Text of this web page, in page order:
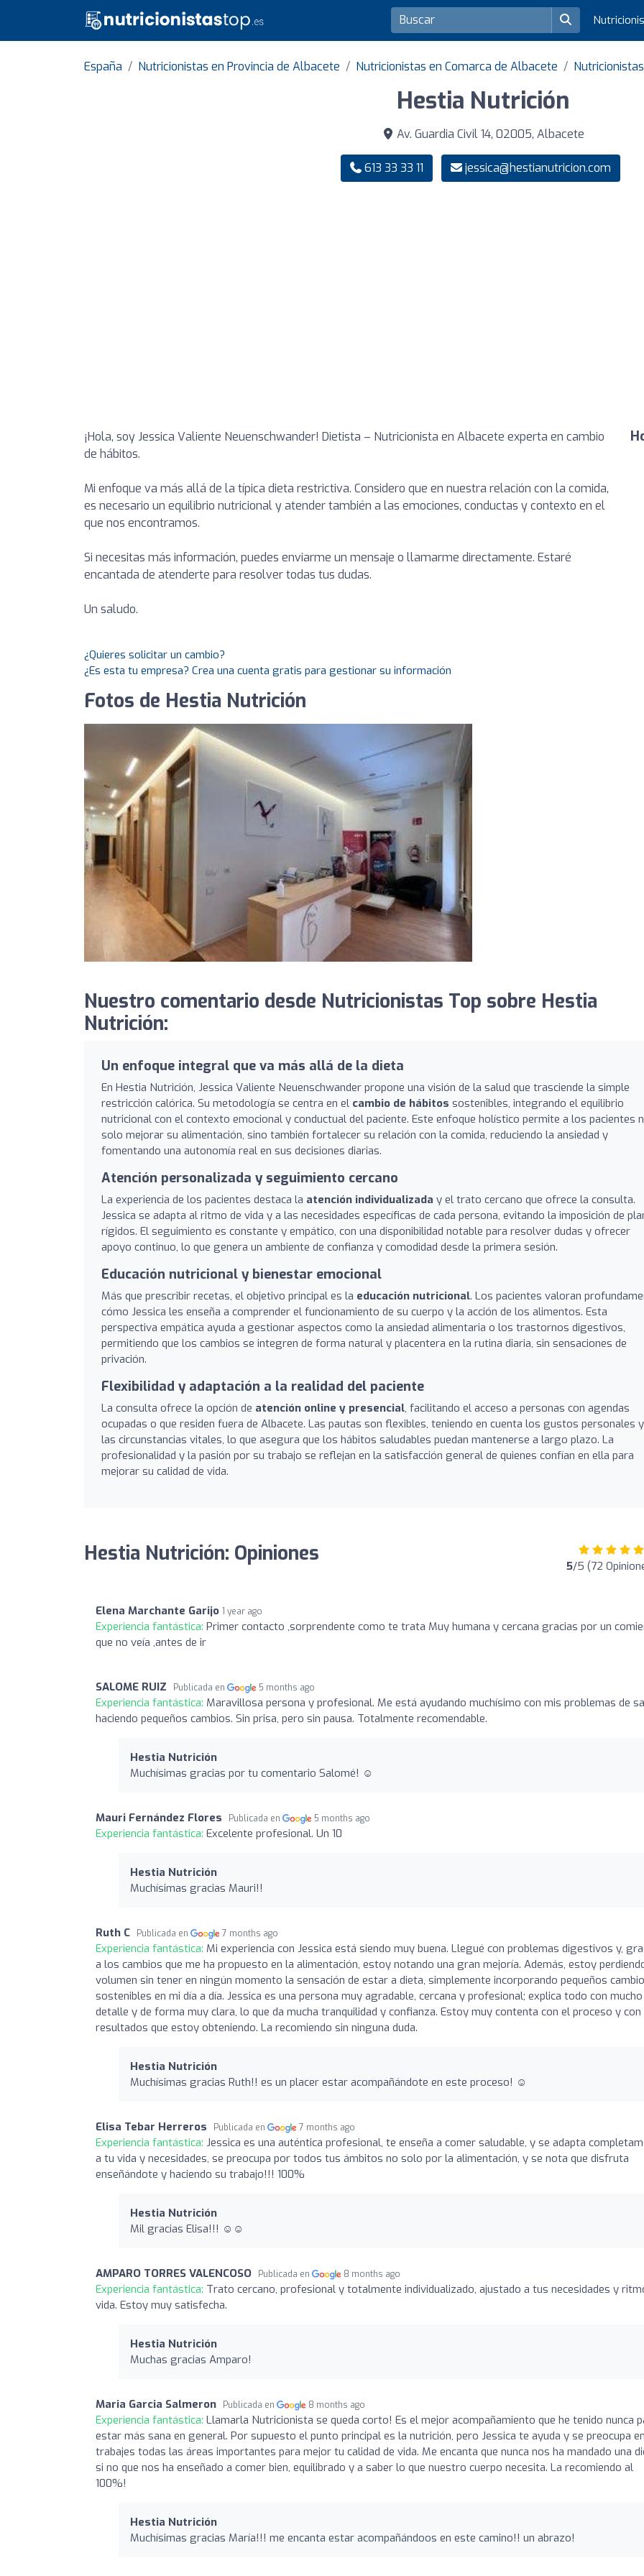
España Nutricionistas en Provincia de Albacete Nutricionistas en Comarca de Albacete
Hestia Nutrición
Av. Guardia Civil 14, 02005, Albacete
613 33 33 11 jessica@hestianutricion.com
¡Hola, soy Jessica Valiente Neuenschwander! Dietista – Nutricionista en Albacete experta en cambio
de hábitos.
Mi enfoque va más allá de la típica dieta restrictiva. Considero que en nuestra relación con la comida,
es necesario un equilibrio nutricional y atender también a las emociones, conductas y contexto en el
que nos encontramos.
Si necesitas más información, puedes enviarme un mensaje o llamarme directamente. Estaré
encantada de atenderte para resolver todas tus dudas.
Un saludo.
¿Quieres solicitar un cambio?
¿Es esta tu empresa? Crea una cuenta gratis para gestionar su información
Fotos de Hestia Nutrición
Nuestro comentario desde Nutricionistas Top sobre Hestia
Nutrición:
Un enfoque integral que va más allá de la dieta
En Hestia Nutrición, Jessica Valiente Neuenschwander propone una visión de la salud que trasciende la simple
restricción calórica. Su metodología se centra en el cambio de hábitos sostenibles, integrando el equilibrio
nutricional con el contexto emocional y conductual del paciente. Este enfoque holístico permite a los pacientes
solo mejorar su alimentación, sino también fortalecer su relación con la comida, reduciendo la ansiedad y
fomentando una autonomía real en sus decisiones diarias.
Atención personalizada y seguimiento cercano
La experiencia de los pacientes destaca la atención individualizada y el trato cercano que ofrece la consulta.
Jessica se adapta al ritmo de vida y a las necesidades específicas de cada persona, evitando la imposición de
rígidos. El seguimiento es constante y empático, con una disponibilidad notable para resolver dudas y ofrecer
apoyo continuo, lo que genera un ambiente de confianza y comodidad desde la primera sesión.
Educación nutricional y bienestar emocional
Más que prescribir recetas, el objetivo principal es la educación nutricional. Los pacientes valoran
cómo Jessica les enseña a comprender el funcionamiento de su cuerpo y la acción de los alimentos. Esta
perspectiva empática ayuda a gestionar aspectos como la ansiedad alimentaria o los trastornos digestivos,
permitiendo que los cambios se integren de forma natural y placentera en la rutina diaria, sin sensaciones de
privación.
Flexibilidad y adaptación a la realidad del paciente
La consulta ofrece la opción de atención online y presencial, facilitando el acceso a personas con agendas
ocupadas o que residen fuera de Albacete. Las pautas son flexibles, teniendo en cuenta los gustos personales y
las circunstancias vitales, lo que asegura que los hábitos saludables puedan mantenerse a largo plazo. La
profesionalidad y la pasión por su trabajo se reflejan en la satisfacción general de quienes confían en ella para
mejorar su calidad de vida.
Hestia Nutrición: Opiniones 5/5 (72
Elena Marchante Garijo 1 year ago
Experiencia fantástica: Primer contacto ,sorprendente como te trata Muy humana y cercana gracias por un
que no veía ,antes de ir
SALOME RUIZ Publicada en 5 months ago
Experiencia fantástica: Maravillosa persona y profesional. Me está ayudando muchísimo con mis problemas de
haciendo pequeños cambios. Sin prisa, pero sin pausa. Totalmente recomendable.
Hestia Nutrición
Muchísimas gracias por tu comentario Salomé! ☺️
Mauri Fernández Flores Publicada en 5 months ago
Experiencia fantástica: Excelente profesional. Un 10
Hestia Nutrición
Muchísimas gracias Mauri!!
Ruth C Publicada en 7 months ago
Experiencia fantástica: Mi experiencia con Jessica está siendo muy buena. Llegué con problemas digestivos y,
a los cambios que me ha propuesto en la alimentación, estoy notando una gran mejoría. Además, estoy
volumen sin tener en ningún momento la sensación de estar a dieta, simplemente incorporando pequeños
sostenibles en mi día a día. Jessica es una persona muy agradable, cercana y profesional; explica todo con mucho
detalle y de forma muy clara, lo que da mucha tranquilidad y confianza. Estoy muy contenta con el proceso y con
resultados que estoy obteniendo. La recomiendo sin ninguna duda.
Hestia Nutrición
Muchísimas gracias Ruth!! es un placer estar acompañándote en este proceso! ☺️
Elisa Tebar Herreros Publicada en 7 months ago
Experiencia fantástica: Jessica es una auténtica profesional, te enseña a comer saludable, y se adapta
a tu vida y necesidades, se preocupa por todos tus ámbitos no solo por la alimentación, y se nota que disfruta
enseñándote y haciendo su trabajo!!! 100%
Hestia Nutrición
Mil gracias Elisa!!! ☺️☺️
AMPARO TORRES VALENCOSO Publicada en 8 months ago
Experiencia fantástica: Trato cercano, profesional y totalmente individualizado, ajustado a tus necesidades y
vida. Estoy muy satisfecha.
Hestia Nutrición
Muchas gracias Amparo!
Maria Garcia Salmeron Publicada en 8 months ago
Experiencia fantástica: Llamarla Nutricionista se queda corto! Es el mejor acompañamiento que he tenido nunca
estar más sana en general. Por supuesto el punto principal es la nutrición, pero Jessica te ayuda y se preocupa
trabajes todas las áreas importantes para mejor tu calidad de vida. Me encanta que nunca nos ha mandado una
si no que nos ha enseñado a comer bien, equilibrado y a saber lo que nuestro cuerpo necesita. La recomiendo al
100%!
Hestia Nutrición
Muchísimas gracias María!!! me encanta estar acompañándoos en este camino!! un abrazo!